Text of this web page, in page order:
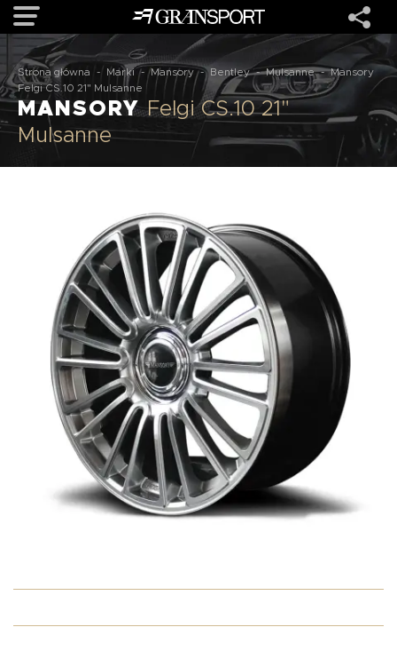
OFERTA
MARKI
O NAS
USŁUGI
KONTAKT
O NAS OFERTA BLOG ZOSTAŃ PARTNEREM
Strona główna - Marki - Mansory - Bentley - Mulsanne - Mansory
Felgi CS.10 21" Mulsanne
MANSORYFelgi CS.10 21"
Mulsanne